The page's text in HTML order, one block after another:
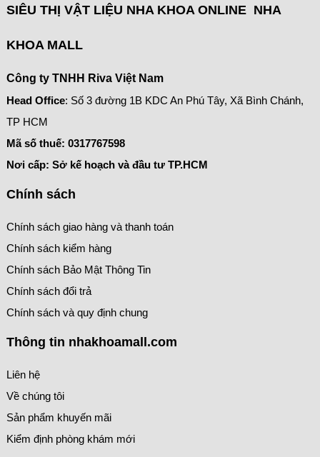
SIÊU THỊ VẬT LIỆU NHA KHOA ONLINE NHA
KHOA MALL
Công ty TNHH Riva Việt Nam
Head Office: Số 3 đường 1B KDC An Phú Tây, Xã Bình Chánh,
TP HCM
Mã số thuế: 0317767598
Nơi cấp: Sở kế hoạch và đầu tư TP.HCM
Chính sách
Chính sách giao hàng và thanh toán
Chính sách kiểm hàng
Chính sách Bảo Mật Thông Tin
Chính sách đổi trả
Chính sách và quy định chung
Thông tin nhakhoamall.com
Liên hệ
Về chúng tôi
Sản phẩm khuyến mãi
Kiểm định phòng khám mới